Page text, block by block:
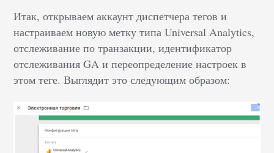
Итак, открываем аккаунт диспетчера тегов и
настраиваем новую метку типа Universal Analytics,
отслеживание по транзакции, идентификатор
отслеживания GA и переопределение настроек в
этом теге. Выглядит это следующим образом: